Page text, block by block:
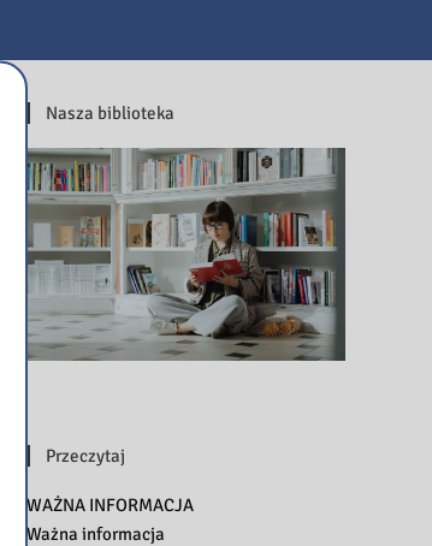
Nasza biblioteka
Przeczytaj
WAŻNA INFORMACJA
Ważna informacja